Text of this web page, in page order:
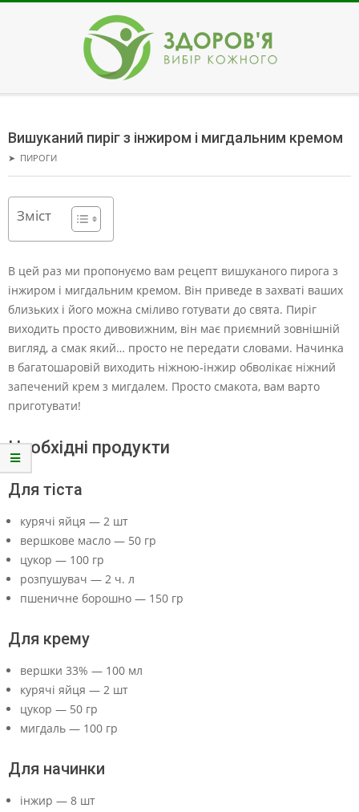
ЗДОРОВ'Я
Menu
Вишуканий пиріг з інжиром і мигдальним кремом
➤ ПИРОГИ
Зміст
В цей раз ми пропонуємо вам рецепт вишуканого пирога з
інжиром і мигдальним кремом. Він приведе в захваті ваших
близьких і його можна сміливо готувати до свята. Пиріг
виходить просто дивовижним, він має приємний зовнішній
вигляд, а смак який… просто не передати словами. Начинка
в багатошаровій виходить ніжною-інжир обволікає ніжний
запечений крем з мигдалем. Просто смакота, вам варто
приготувати!
Необхідні продукти
Для тіста
курячі яйця — 2 шт
вершкове масло — 50 гр
цукор — 100 гр
розпушувач — 2 ч. л
пшеничне борошно — 150 гр
Для крему
вершки 33% — 100 мл
курячі яйця — 2 шт
цукор — 50 гр
мигдаль — 100 гр
Для начинки
інжир — 8 шт